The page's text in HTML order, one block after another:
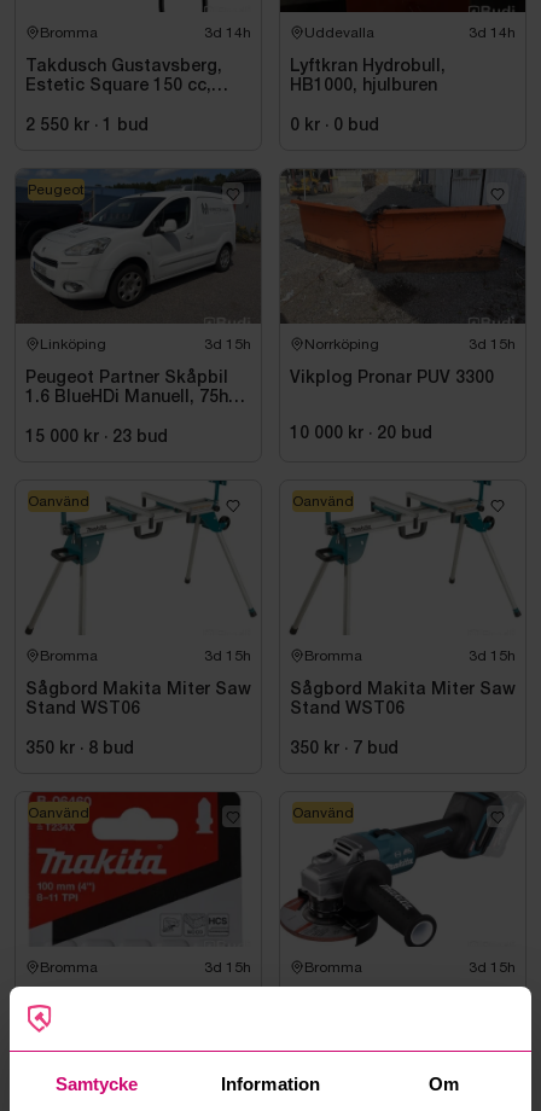
Samtycke Information Om
Bromma 3d 14h
Takdusch Gustavsberg,
Estetic Square 150 cc,
2 550 kr · 1 bud
Uddevalla 3d 14h
Lyftkran Hydrobull,
HB1000, hjulburen
0 kr · 0 bud
Linköping 3d 15h
Peugeot Partner Skåpbil
1.6 BlueHDi Manuell, 75hk,
15 000 kr · 23 bud
Peugeot
Norrköping 3d 15h
Vikplog Pronar PUV 3300
10 000 kr · 20 bud
Bromma 3d 15h
Sågbord Makita Miter Saw
Stand WST06
350 kr · 8 bud
Oanvänd
Bromma 3d 15h
Sågbord Makita Miter Saw
Stand WST06
350 kr · 7 bud
Oanvänd
Bromma 3d 15h
19 st. Sticksågsblad
Makita, 5 st/paket
Oanvänd
Bromma 3d 15h
Oanvänd